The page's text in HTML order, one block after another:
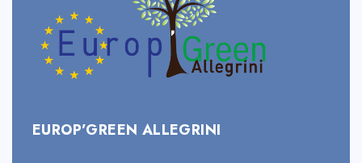
EUROP’GREEN ALLEGRINI